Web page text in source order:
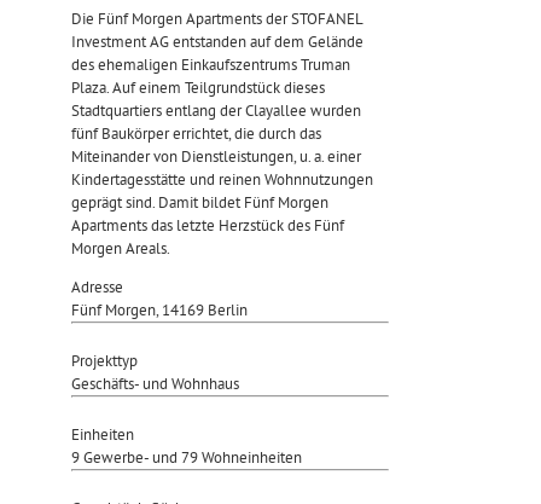
Die Fünf Morgen Apartments der STOFANEL
Investment AG entstanden auf dem Gelände
des ehemaligen Einkaufszentrums Truman
Plaza. Auf einem Teilgrundstück dieses
Stadtquartiers entlang der Clayallee wurden
fünf Baukörper errichtet, die durch das
Miteinander von Dienstleistungen, u. a. einer
Kindertagesstätte und reinen Wohnnutzungen
geprägt sind. Damit bildet Fünf Morgen
Apartments das letzte Herzstück des Fünf
Morgen Areals.
Adresse
Fünf Morgen, 14169 Berlin
Projekttyp
Geschäfts- und Wohnhaus
Einheiten
9 Gewerbe- und 79 Wohneinheiten